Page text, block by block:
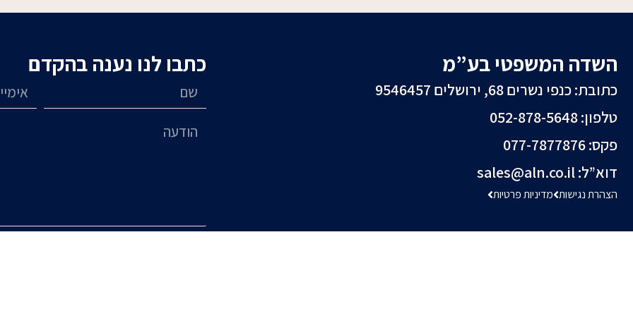
השדה המשפטי בע”מ
כתובת: כנפי נשרים 68, ירושלים 9546457
טלפון: 052-878-5648⁩
פקס: 077-7877876
דוא”ל:sales@aln.co.il
הצהרת נגישות מדיניות פרטיות
כתבו לנו נענה בהקדם